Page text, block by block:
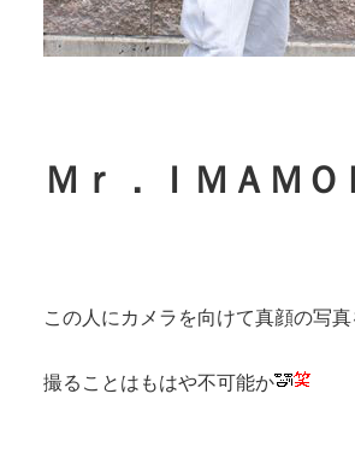
Ｍｒ．ＩＭＡＭＯ
この人にカメラを向けて真顔の写真
撮ることはもはや不可能か